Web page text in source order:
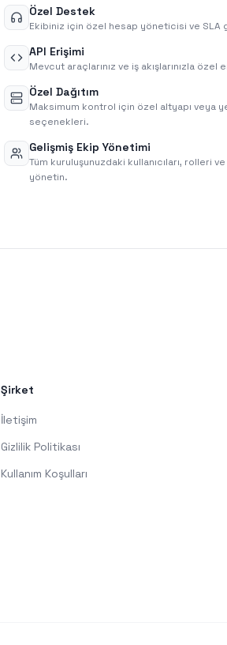
Özel Destek
Ekibiniz için özel hesap yöneticisi ve
API Erişimi
Mevcut araçlarınız ve iş akışlarınızla
Özel Dağıtım
Maksimum kontrol için özel altyapı veya
seçenekleri.
Gelişmiş Ekip Yönetimi
Tüm kuruluşunuzdaki kullanıcıları, rolleri
yönetin.
Şirket
İletişim
Gizlilik Politikası
Kullanım Koşulları